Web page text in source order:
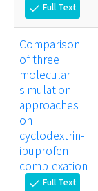
check Full Text
Comparison
of three
molecular
simulation
approaches
on
cyclodextrin-
ibuprofen
complexation
check Full Text